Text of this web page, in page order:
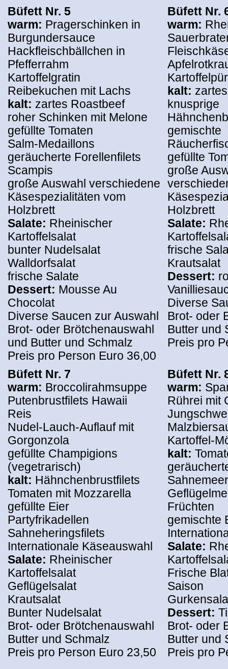
Büfett Nr. 5
warm: Pragerschinken in
Burgundersauce
Hackfleischbällchen in
Pfefferrahm
Kartoffelgratin
Reibekuchen mit Lachs
kalt: zartes Roastbeef
roher Schinken mit Melone
gefüllte Tomaten
Salm-Medaillons
geräucherte Forellenfilets
Scampis
große Auswahl verschiedene
Käsespezialitäten vom
Holzbrett
Salate: Rheinischer
Kartoffelsalat
bunter Nudelsalat
Walldorfsalat
frische Salate
Dessert: Mousse Au
Chocolat
Diverse Saucen zur Auswahl
Brot- oder Brötchenauswahl
und Butter und Schmalz
Preis pro Person Euro 36,00
Büfett Nr.
warm:
kalt:
knusprige
gemischte
gefüllte
große
Holzbrett
Salate:
frische
Krautsalat
Dessert:
Diverse
Brot- oder
Butter und
Preis pro
Büfett Nr. 7
warm: Broccolirahmsuppe
Putenbrustfilets Hawaii
Reis
Nudel-Lauch-Auflauf mit
Gorgonzola
gefüllte Champigions
(vegetrarisch)
kalt: Hähnchenbrustfilets
Tomaten mit Mozzarella
gefüllte Eier
Partyfrikadellen
Sahneheringsfilets
Internationale Käseauswahl
Salate: Rheinischer
Kartoffelsalat
Geflügelsalat
Krautsalat
Bunter Nudelsalat
Brot- oder Brötchenauswahl
Butter und Schmalz
Preis pro Person Euro 23,50
Büfett Nr.
warm:
Rührei mit
Kartoffel-
kalt:
Früchten
gemischte
Salate:
Frische
Saison
Dessert:
Brot- oder
Butter und
Preis pro